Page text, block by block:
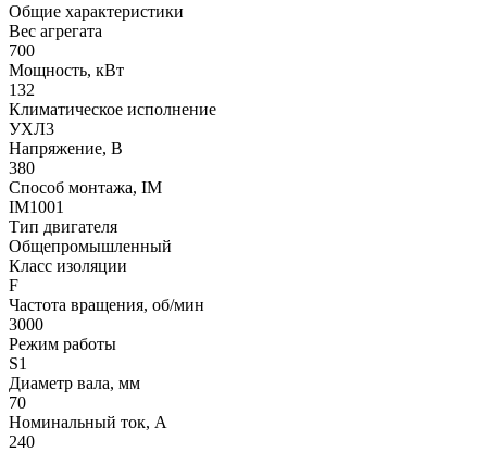
Общие характеристики
Вес агрегата
700
Мощность, кВт
132
Климатическое исполнение
УХЛ3
Напряжение, В
380
Способ монтажа, IM
IM1001
Тип двигателя
Общепромышленный
Класс изоляции
F
Частота вращения, об/мин
3000
Режим работы
S1
Диаметр вала, мм
70
Номинальный ток, А
240